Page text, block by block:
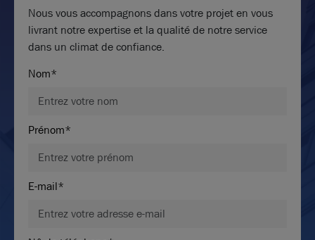
Nous vous accompagnons dans votre projet en vous
livrant notre expertise et la qualité de notre service
dans un climat de confiance.
Nom*
Prénom*
E-mail*